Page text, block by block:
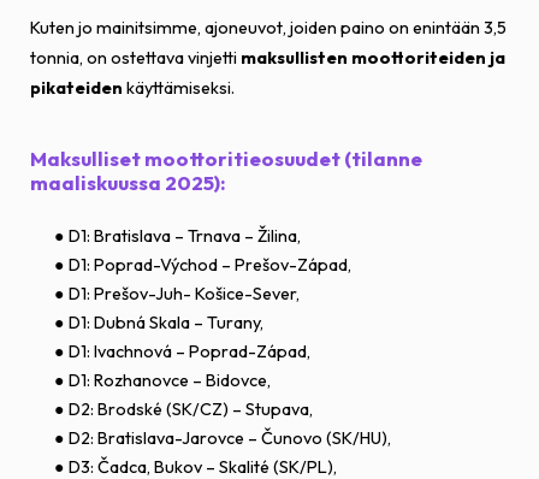
Kuten jo mainitsimme, ajoneuvot, joiden paino on enintään 3,5
tonnia, on ostettava vinjetti maksullisten moottoriteiden ja
pikateiden käyttämiseksi.
Maksulliset moottoritieosuudet (tilanne
maaliskuussa 2025):
D1: Bratislava – Trnava – Žilina,
D1: Poprad-Východ – Prešov-Západ,
D1: Prešov-Juh- Košice-Sever,
D1: Dubná Skala – Turany,
D1: Ivachnová – Poprad-Západ,
D1: Rozhanovce – Bidovce,
D2: Brodské (SK/CZ) – Stupava,
D2: Bratislava-Jarovce – Čunovo (SK/HU),
D3: Čadca, Bukov – Skalité (SK/PL),